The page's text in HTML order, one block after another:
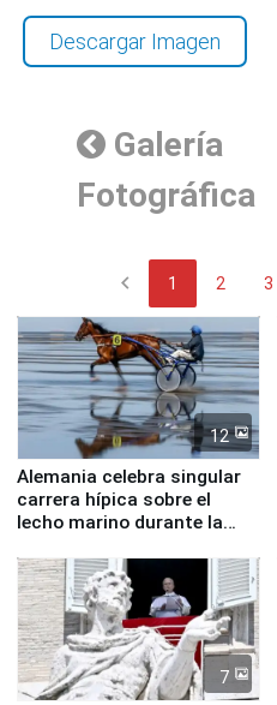
Descargar Imagen
Galería
Fotográfica
chevron_left 1 2 3
12
Alemania celebra singular
carrera hípica sobre el
lecho marino durante la
7